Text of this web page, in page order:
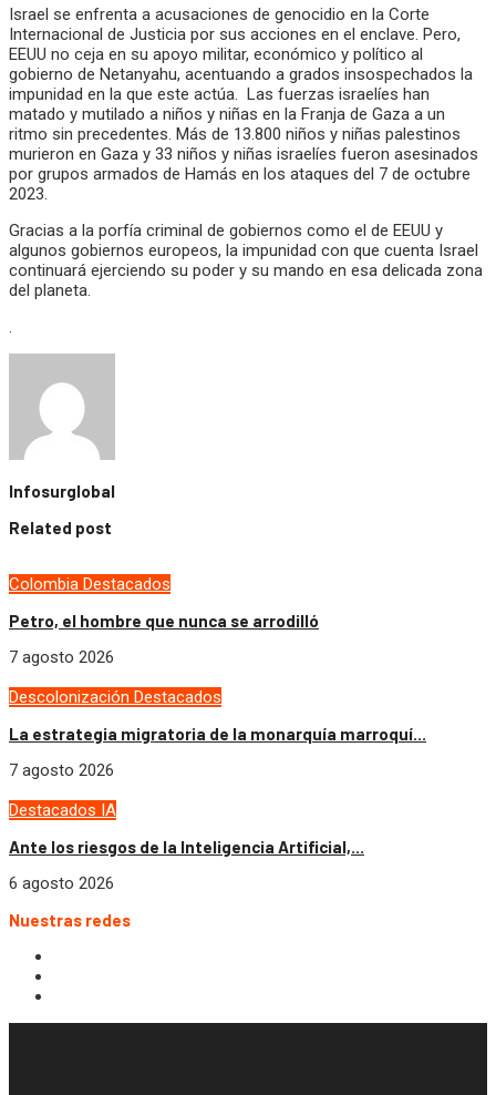
Israel se enfrenta a acusaciones de genocidio en la Corte
Internacional de Justicia por sus acciones en el enclave. Pero,
EEUU no ceja en su apoyo militar, económico y político al
gobierno de Netanyahu, acentuando a grados insospechados la
impunidad en la que este actúa. Las fuerzas israelíes han
matado y mutilado a niños y niñas en la Franja de Gaza a un
ritmo sin precedentes. Más de 13.800 niños y niñas palestinos
murieron en Gaza y 33 niños y niñas israelíes fueron asesinados
por grupos armados de Hamás en los ataques del 7 de octubre
2023.
Gracias a la porfía criminal de gobiernos como el de EEUU y
algunos gobiernos europeos, la impunidad con que cuenta Israel
continuará ejerciendo su poder y su mando en esa delicada zona
del planeta.
.
Infosurglobal
Related post
Colombia Destacados
Petro, el hombre que nunca se arrodilló
7 agosto 2026
Descolonización Destacados
La estrategia migratoria de la monarquía marroquí...
7 agosto 2026
Destacados IA
Ante los riesgos de la Inteligencia Artificial,...
6 agosto 2026
Nuestras redes